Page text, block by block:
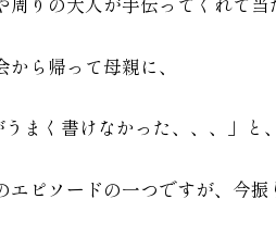
から帰って母親に、
うまく書けなかった、、、」と
エピソードの一つですが、今